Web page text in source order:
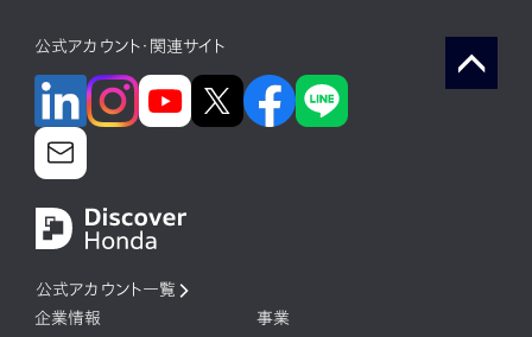
公式アカウント・関連サイト
公式アカウント一覧
企業情報
事業